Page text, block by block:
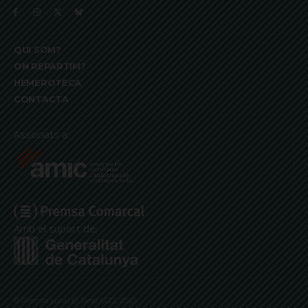
QUI SOM?
ON REPARTIM?
HEMEROTECA
CONTACTA
Associats a:
Amb el suport de:
© Premsa Local El Jardí SCCL 2025